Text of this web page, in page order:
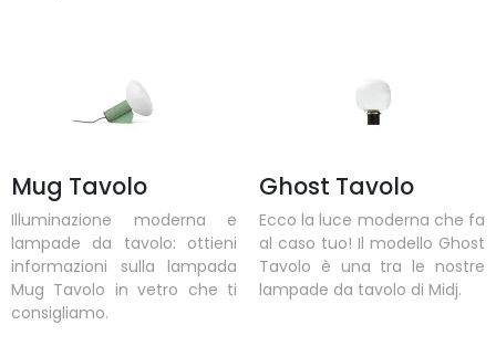
Mug Tavolo
Illuminazione moderna e
lampade da tavolo: ottieni
informazioni sulla lampada
Mug Tavolo in vetro che ti
consigliamo.
Ghost Tavolo
Ecco la luce moderna che fa
al caso tuo! Il modello Ghost
Tavolo è una tra le nostre
lampade da tavolo di Midj.